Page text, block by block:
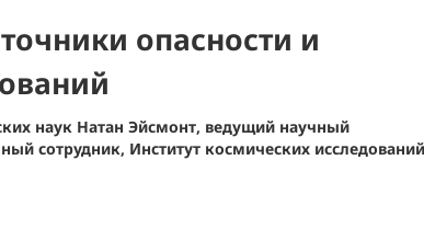
опасности и
наук Натан Эйсмонт, ведущий научный
сотрудник, Институт космических исследований